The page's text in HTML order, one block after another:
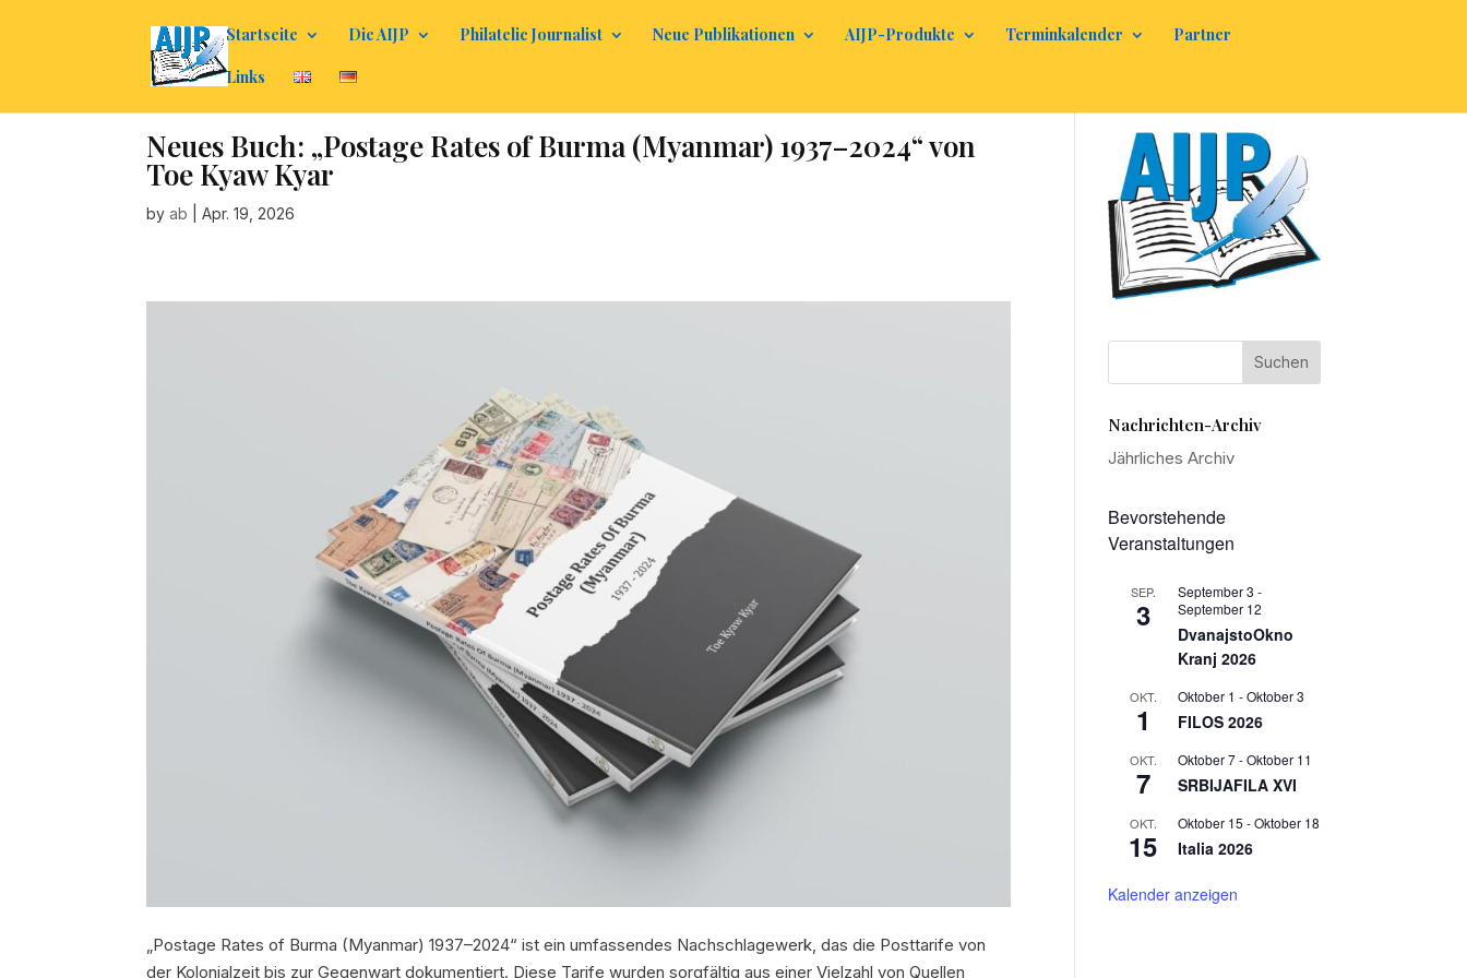
Startseite Die AIJP Philatelic Journalist Neue Publikationen AIJP-Produkte Terminkalender Partner
Links
Neues Buch: „Postage Rates of Burma (Myanmar) 1937–2024“ von
Toe Kyaw Kyar
byab |Apr. 19, 2026
„Postage Rates of Burma (Myanmar) 1937–2024“ ist ein umfassendes Nachschlagewerk, das die Posttarife von
der Kolonialzeit bis zur Gegenwart dokumentiert. Diese Tarife wurden sorgfältig aus einer Vielzahl von Quellen
Nachrichten-Archiv
Jährliches Archiv
Bevorstehende
Veranstaltungen
SEP.
3
September 3 -
September 12
DvanajstoOkno
Kranj 2026
OKT.
1
Oktober 1 -Oktober 3
FILOS 2026
OKT.
7
Oktober 7-Oktober 11
SRBIJAFILA XVI
OKT.
15
Oktober 15 -Oktober 18
Italia 2026
Kalender anzeigen